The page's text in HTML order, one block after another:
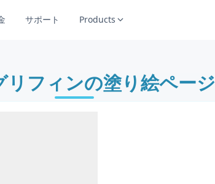
サポート Products
リフィンの塗り絵ページ